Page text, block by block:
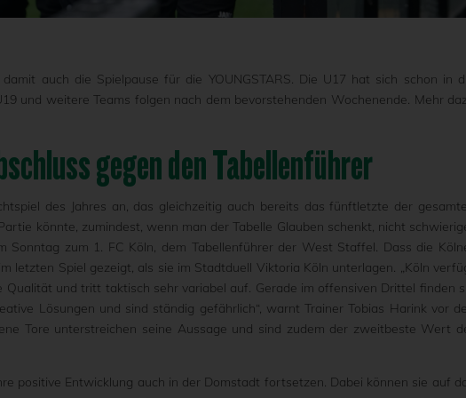
auch die Spielpause für die YOUNGSTARS. Die U17 hat sich schon in
und weitere Teams folgen nach dem bevorstehenden Wochenende. Mehr
gegen den Tabellenführer
des Jahres an, das gleichzeitig auch bereits das fünftletzte der
könnte, zumindest, wenn man der Tabelle Glauben schenkt, nicht
Sonntag zum 1. FC Köln, dem Tabellenführer der West Staffel. Dass die
letzten Spiel gezeigt, als sie im Stadtduell Viktoria Köln unterlagen. „Köln
Qualität und tritt taktisch sehr variabel auf. Gerade im offensiven Drittel finden
Lösungen und sind ständig gefährlich“, warnt Trainer Tobias Harink vor
Tore unterstreichen seine Aussage und sind zudem der zweitbeste Wert
positive Entwicklung auch in der Domstadt fortsetzen. Dabei können sie auf